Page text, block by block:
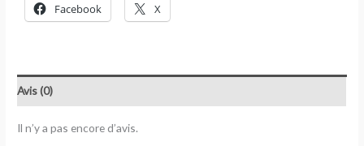
Facebook X
Avis (0)
Il n’y a pas encore d’avis.